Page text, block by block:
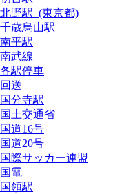
野駅_(東京都)
歳烏山駅
平駅
武線
駅停車
送
分寺駅
土交通省
道16号
道20号
際サッカー連盟
電
領駅